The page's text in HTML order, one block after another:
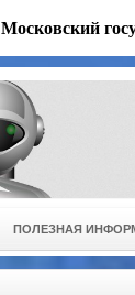
Московский
ПОЛЕЗНАЯ